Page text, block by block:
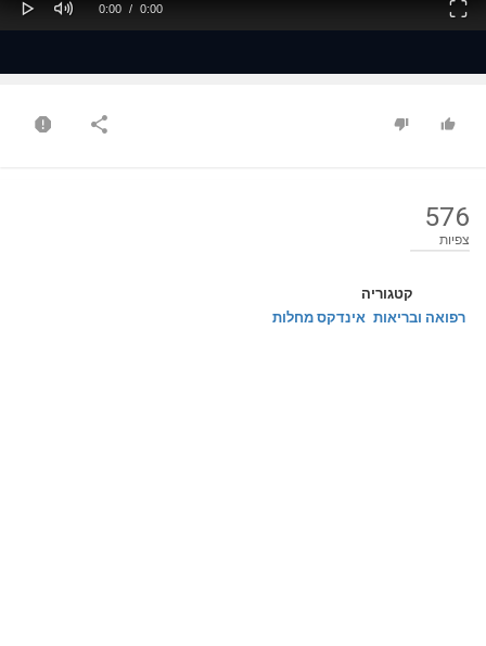
Current
0:00 /
Duration
0:00
576
צפיות
קטגוריה
רפואה ובריאות אינדקס מחלות